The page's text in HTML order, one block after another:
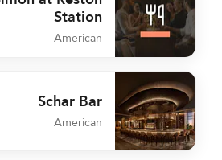
Station
American
The Simon at Reston Station
Schar Bar
American